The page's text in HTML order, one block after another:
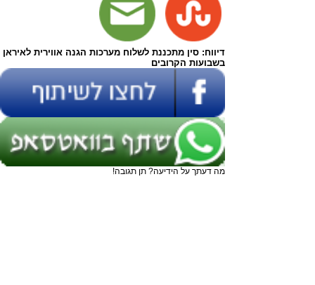
דיווח: סין מתכננת לשלוח מערכות הגנה אווירית לאיראן
בשבועות הקרובים
מה דעתך על הידיעה? תן תגובה!